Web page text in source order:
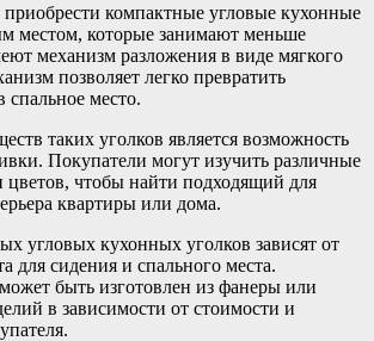
компактные угловые кухонные
местом, которые занимают меньше
механизм разложения в виде мягкого
позволяет легко превратить
место.
таких уголков является возможность
Покупатели могут изучить различные
цветов, чтобы найти подходящий для
квартиры или дома.
угловых кухонных уголков зависят от
для сидения и спального места.
быть изготовлен из фанеры или
в зависимости от стоимости и